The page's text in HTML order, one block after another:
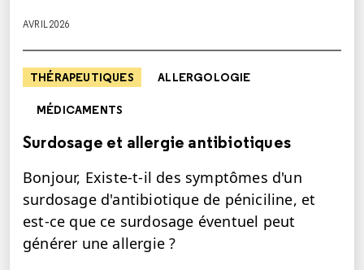
AVRIL 2026
THÉRAPEUTIQUES ALLERGOLOGIE
MÉDICAMENTS
Surdosage et allergie antibiotiques
Bonjour, Existe-t-il des symptômes d'un
surdosage d'antibiotique de péniciline, et
est-ce que ce surdosage éventuel peut
générer une allergie ?